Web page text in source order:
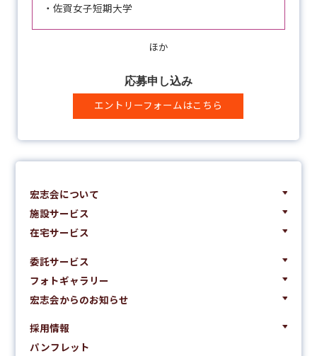
・佐賀女子短期大学
ほか
応募申し込み
エントリーフォームはこちら
宏志会について
施設サービス
在宅サービス
委託サービス
フォトギャラリー
宏志会からのお知らせ
採用情報
パンフレット